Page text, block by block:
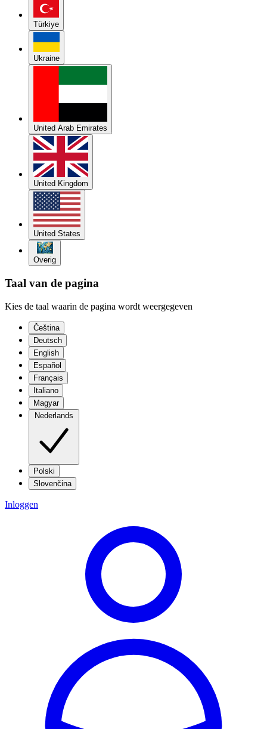
Türkiye
Ukraine
United Arab Emirates
United Kingdom
United States
Overig
Taal van de pagina
Kies de taal waarin de pagina wordt weergegeven
Čeština
Deutsch
English
Español
Français
Italiano
Magyar
Nederlands
Polski
Slovenčina
Inloggen